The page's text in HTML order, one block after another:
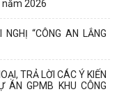
năm 2026
“CÔNG AN LẮNG
TRẢ LỜI CÁC Ý KIẾN
ÁN GPMB KHU CÔNG